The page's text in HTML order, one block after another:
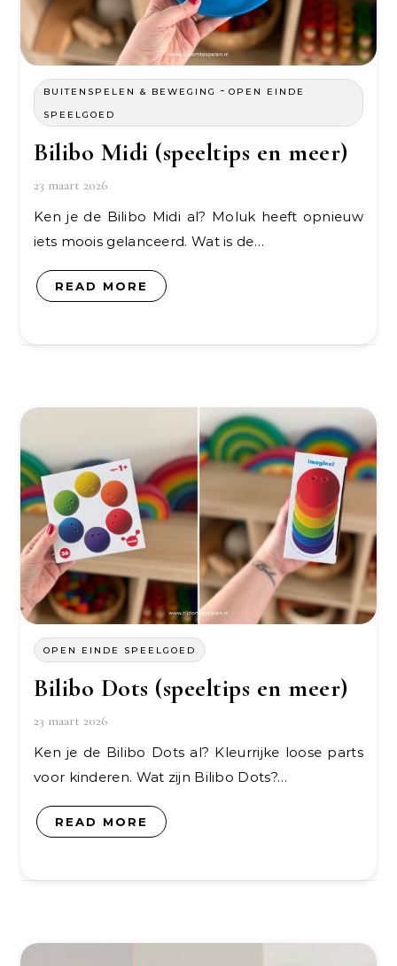
BUITENSPELEN & BEWEGING - OPEN EINDE
SPEELGOED
Bilibo Midi (speeltips en meer)
23 maart 2026
Ken je de Bilibo Midi al? Moluk heeft opnieuw
iets moois gelanceerd. Wat is de…
READ MORE
OPEN EINDE SPEELGOED
Bilibo Dots (speeltips en meer)
23 maart 2026
Ken je de Bilibo Dots al? Kleurrijke loose parts
voor kinderen. Wat zijn Bilibo Dots?…
READ MORE